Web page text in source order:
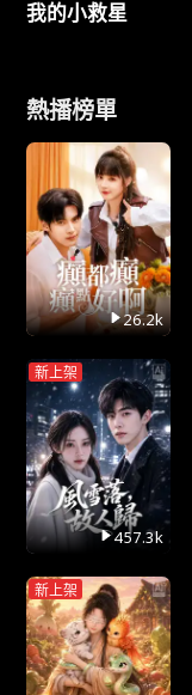
我的小救星
熱播榜單
26.2k
新上架
457.3k
新上架